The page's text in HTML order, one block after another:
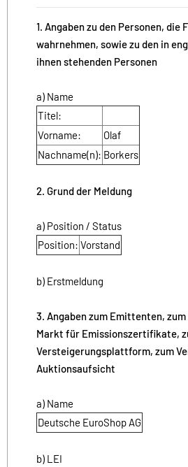
1. Angaben zu den Personen, die
wahrnehmen, sowie zu den in
ihnen stehenden Personen
a) Name
Titel:
Vorname:
Olaf
Nachname(n): Borkers
2. Grund der Meldung
a) Position / Status
Position: Vorstand
b) Erstmeldung
3. Angaben zum Emittenten,
Markt für Emissionszertifikate,
Versteigerungsplattform, zum
Auktionsaufsicht
a) Name
Deutsche EuroShop AG
b) LEI